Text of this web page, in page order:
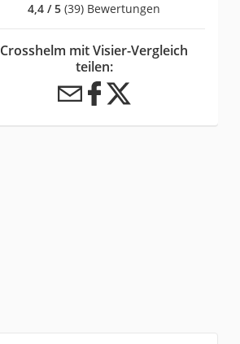
4,4 / 5 (39) Bewertungen
Crosshelm mit Visier-Vergleich
teilen: